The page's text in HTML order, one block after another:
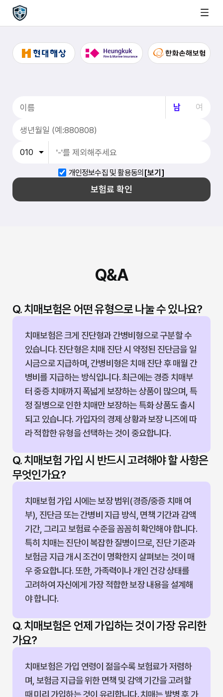
남 여
개인정보수집 및 활용동의 [보기]
보험료 확인
Q&A
Q. 치매보험은 어떤 유형으로 나눌 수 있나요?
치매보험은 크게 진단형과 간병비형으로 구분할 수
있습니다. 진단형은 치매 진단 시 약정된 진단금을 일
시금으로 지급하며, 간병비형은 치매 진단 후 매월 간
병비를 지급하는 방식입니다. 최근에는 경증 치매부
터 중증 치매까지 폭넓게 보장하는 상품이 많으며, 특
정 질병으로 인한 치매만 보장하는 특화 상품도 출시
되고 있습니다. 가입자의 경제 상황과 보장 니즈에 따
라 적합한 유형을 선택하는 것이 중요합니다.
Q. 치매보험 가입 시 반드시 고려해야 할 사항은
무엇인가요?
치매보험 가입 시에는 보장 범위(경증/중증 치매 여
부), 진단금 또는 간병비 지급 방식, 면책 기간과 감액
기간, 그리고 보험료 수준을 꼼꼼히 확인해야 합니다.
특히 치매는 진단이 복잡한 질병이므로, 진단 기준과
보험금 지급 개시 조건이 명확한지 살펴보는 것이 매
우 중요합니다. 또한, 가족력이나 개인 건강 상태를
고려하여 자신에게 가장 적합한 보장 내용을 설계해
야 합니다.
Q. 치매보험은 언제 가입하는 것이 가장 유리한
가요?
치매보험은 가입 연령이 젊을수록 보험료가 저렴하
며, 보험금 지급을 위한 면책 및 감액 기간을 고려할
때 미리 가입하는 것이 유리합니다. 치매는 발병 후 가